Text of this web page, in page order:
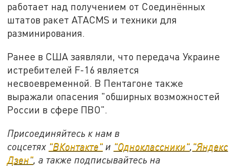
работает над получением от Соединённых
штатов ракет ATACMS и техники для
разминирования.
Ранее в США заявляли, что передача Украине
истребителей F-16 является
несвоевременной. В Пентагоне также
выражали опасения "обширных возможностей
России в сфере ПВО".
Присоединяйтесь к нам в
соцсетях "ВКонтакте" и "Одноклассники", "Яндекс
Дзен", а также подписывайтесь на